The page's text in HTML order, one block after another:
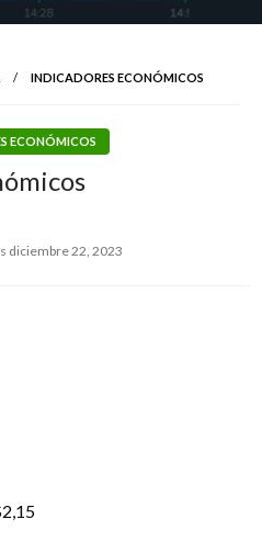
INDICADORES ECONÓMICOS
ECONÓMICOS
diciembre 22, 2023